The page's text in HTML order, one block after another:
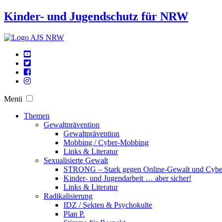
Kinder- und Jugendschutz für NRW
Menü
Themen
Gewaltprävention
Gewaltprävention
Mobbing / Cyber-Mobbing
Links & Literatur
Sexualisierte Gewalt
STRONG – Stark gegen Online-Gewalt und
Kinder- und Jugendarbeit … aber sicher!
Links & Literatur
Radikalisierung
IDZ / Sekten & Psychokulte
Plan P.